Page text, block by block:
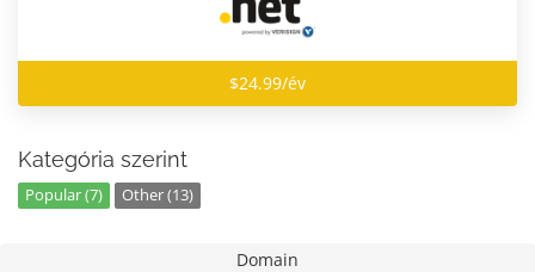
$24.99/év
Kategória szerint
Popular (7) Other (13)
Domain